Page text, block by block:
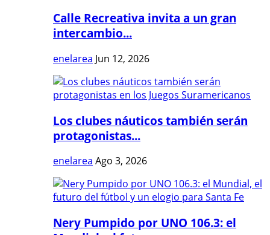
Calle Recreativa invita a un gran
intercambio...
enelarea Jun 12, 2026
Los clubes náuticos también serán
protagonistas...
enelarea Ago 3, 2026
Nery Pumpido por UNO 106.3: el